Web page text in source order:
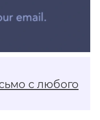
с любого